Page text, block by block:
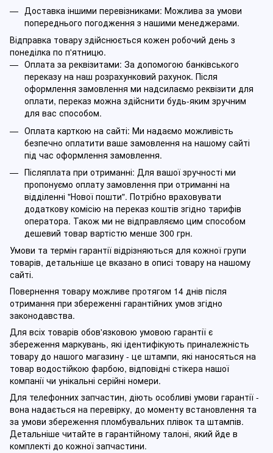
Доставка іншими перевізниками: Можлива за умови
попереднього погодження з нашими менеджерами.
Відправка товару здійснюється кожен робочий день з
понеділка по п'ятницю.
Оплата за реквізитами: За допомогою банківського
переказу на наш розрахунковий рахунок. Після
оформлення замовлення ми надсилаємо реквізити для
оплати, переказ можна здійснити будь-яким зручним
для вас способом.
Оплата карткою на сайті: Ми надаємо можливість
безпечно оплатити ваше замовлення на нашому сайті
під час оформлення замовлення.
Післяплата при отриманні: Для вашої зручності ми
пропонуємо оплату замовлення при отриманні на
відділенні "Нової пошти". Потрібно враховувати
додаткову комісію на переказ коштів згідно тарифів
оператора. Також ми не відправляємо цим способом
дешевий товар вартістю менше 300 грн.
Умови та термін гарантії відрізняються для кожної групи
товарів, детальніше це вказано в описі товару на нашому
сайті.
Повернення товару можливе протягом 14 днів після
отримання при збереженні гарантійних умов згідно
законодавства.
Для всіх товарів обов'язковою умовою гарантії є
збереження маркувань, які ідентифікують приналежність
товару до нашого магазину - це штампи, які наносяться на
товар водостійкою фарбою, відповідні стікера нашої
компанії чи унікальні серійні номери.
Для телефонних запчастин, діють особливі умови гарантії -
вона надається на перевірку, до моменту встановлення та
за умови збереження пломбувальних плівок та штампів.
Детальніше читайте в гарантійному талоні, який йде в
комплекті до кожної запчастини.